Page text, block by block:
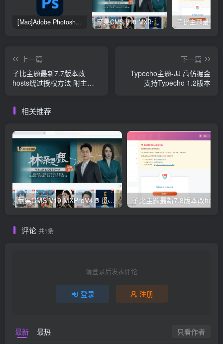
[Mac]Adobe Photoshop 2024 苹果CMS V10 MXProV4.5 觅知优化版
上一篇
子比主题最新7.7版本改
hosts绕过授权方法 附主题
下一篇
Typecho主题-JJ 高仿掘金
支持Typecho 1.2版本
相关推荐
苹果CMS V10 MXProV4.5 觅知优化版
评论 共1条
请登录后发表评论
登录 注册
最新 最热 只看作者